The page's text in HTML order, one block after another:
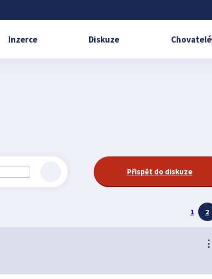
Inzerce Diskuze Chovatelé
Přispět do diskuze
1 2
⋮